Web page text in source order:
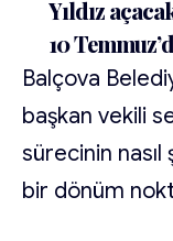
Yıldız
10
Balçova
başkan vekili
sürecinin nasıl
bir dönüm